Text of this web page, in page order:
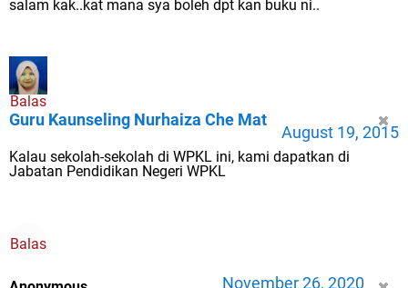
salam kak..kat mana sya boleh dpt kan buku ni..
Balas
Guru Kaunseling Nurhaiza Che Mat
August 19, 2015
Kalau sekolah-sekolah di WPKL ini, kami dapatkan di
Jabatan Pendidikan Negeri WPKL
Balas
November 26, 2020